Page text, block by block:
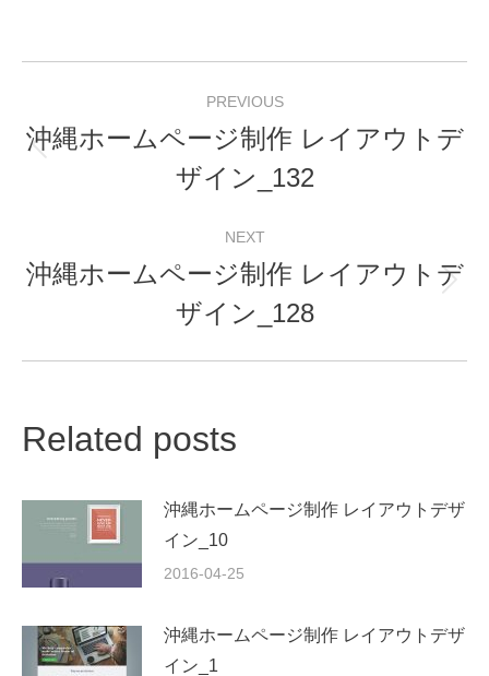
navigation
PREVIOUS
Previous
post:
沖縄ホームページ制作 レイアウトデ
ザイン_132
NEXT
Next
post:
沖縄ホームページ制作 レイアウトデ
ザイン_128
Related posts
沖縄ホームページ制作 レイアウトデザ
イン_10
2016-04-25
沖縄ホームページ制作 レイアウトデザ
イン_1